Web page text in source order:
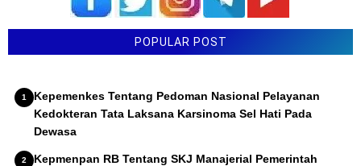
POPULAR POST
Kepemenkes Tentang Pedoman Nasional Pelayanan
Kedokteran Tata Laksana Karsinoma Sel Hati Pada
Dewasa
Kepmenpan RB Tentang SKJ Manajerial Pemerintah